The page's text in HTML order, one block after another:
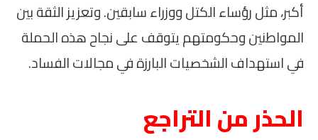
أكبر، مثل رؤساء الكتل ووزراء سابقين. وتعزيز الثقة بين
المواطنين وحكومتهم يتوقف على نجاح هذه الحملة
في استهداف الشخصيات البارزة في مجالات الفساد.
الحذر من التراجع